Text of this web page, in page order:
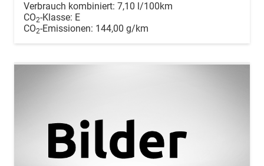
Verbrauch kombiniert: 7,10 l/100km
CO2-Klasse: E
CO2-Emissionen: 144,00 g/km